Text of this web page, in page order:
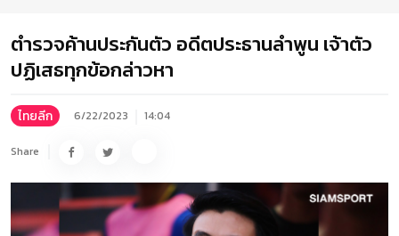
ตำรวจค้านประกันตัว อดีตประธานลำพูน เจ้าตัว
ปฏิเสธทุกข้อกล่าวหา
ไทยลีก 6/22/2023 14:04
Share